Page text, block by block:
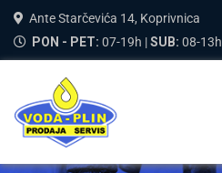
Ante Starčevića 14, Koprivnica
PON - PET: 07-19h |SUB: 08-13h